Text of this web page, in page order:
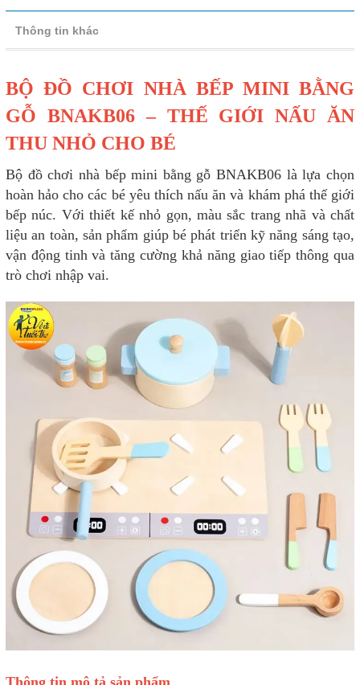
Thông tin khác
BỘ ĐỒ CHƠI NHÀ BẾP MINI BẰNG
GỖ BNAKB06 – THẾ GIỚI NẤU ĂN
THU NHỎ CHO BÉ
Bộ đồ chơi nhà bếp mini bằng gỗ BNAKB06 là lựa chọn
hoàn hảo cho các bé yêu thích nấu ăn và khám phá thế giới
bếp núc. Với thiết kế nhỏ gọn, màu sắc trang nhã và chất
liệu an toàn, sản phẩm giúp bé phát triển kỹ năng sáng tạo,
vận động tinh và tăng cường khả năng giao tiếp thông qua
trò chơi nhập vai.
Thông tin mô tả sản phẩm